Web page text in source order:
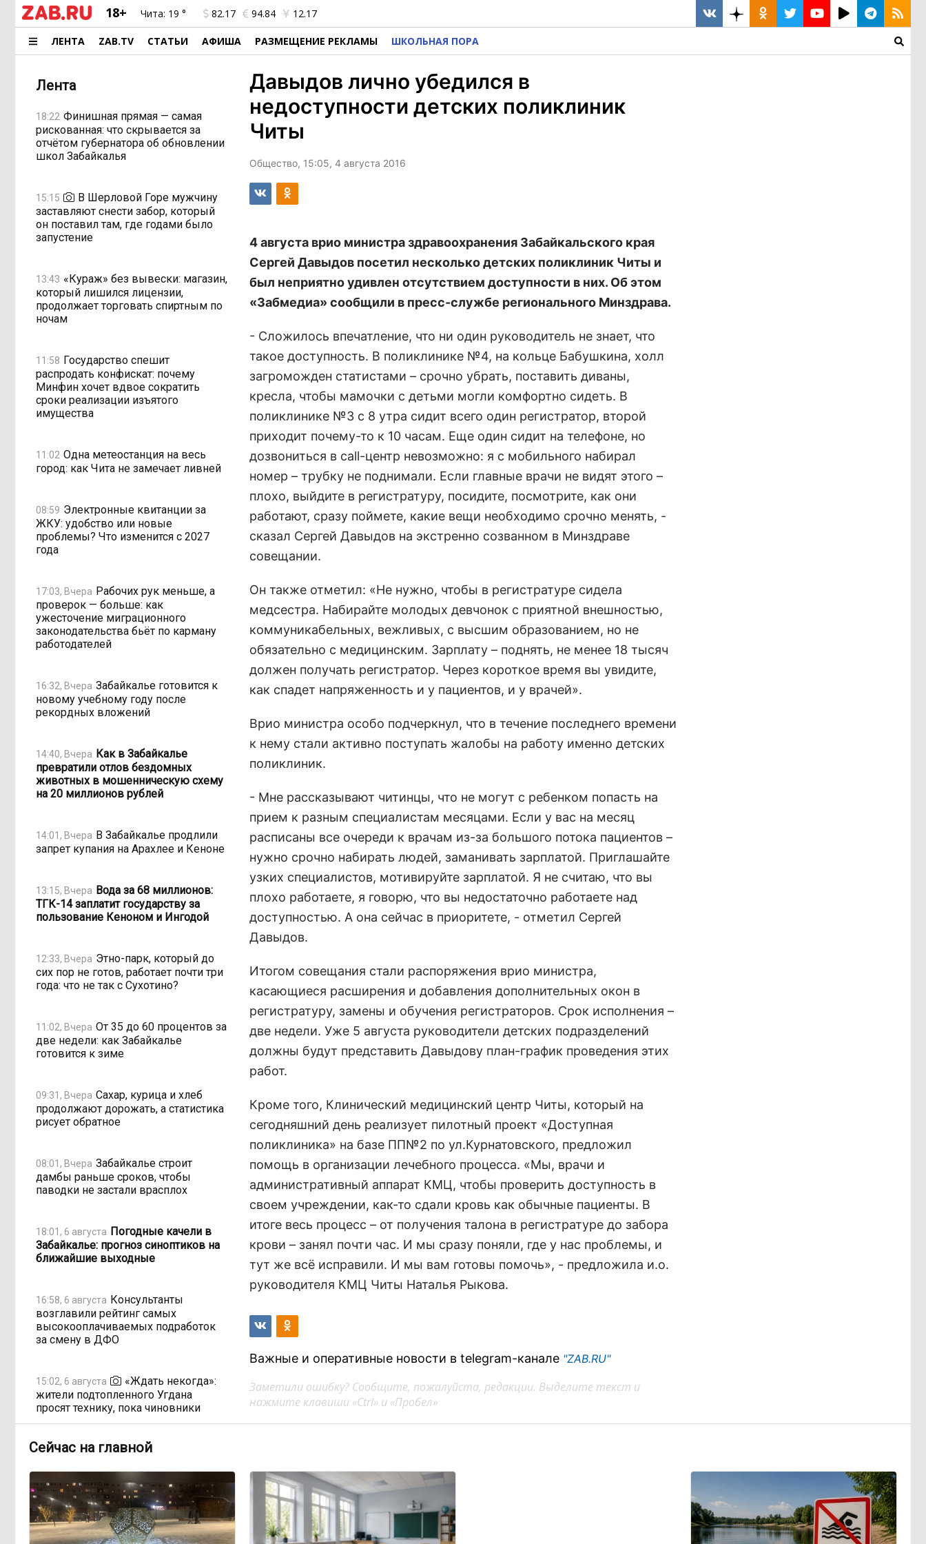
18+ Чита: 19 ° 82.17 94.84 12.17
ЛЕНТА ZAB.TV СТАТЬИ АФИША РАЗМЕЩЕНИЕ РЕКЛАМЫ ШКОЛЬНАЯ ПОРА
Лента
18:22 Финишная прямая — самая
рискованная: что скрывается за
отчётом губернатора об обновлении
школ Забайкалья
15:15
В Шерловой Горе мужчину
заставляют снести забор, который
он поставил там, где годами было
запустение
13:43 «Кураж» без вывески: магазин,
который лишился лицензии,
продолжает торговать спиртным по
ночам
11:58 Государство спешит
распродать конфискат: почему
Минфин хочет вдвое сократить
сроки реализации изъятого
имущества
11:02 Одна метеостанция на весь
город: как Чита не замечает ливней
08:59 Электронные квитанции за
ЖКУ: удобство или новые
проблемы? Что изменится с 2027
года
17:03, Вчера Рабочих рук меньше, а
проверок — больше: как
ужесточение миграционного
законодательства бьёт по карману
работодателей
16:32, Вчера Забайкалье готовится к
новому учебному году после
рекордных вложений
14:40, Вчера Как в Забайкалье
превратили отлов бездомных
животных в мошенническую схему
на 20 миллионов рублей
14:01, Вчера В Забайкалье продлили
запрет купания на Арахлее и Кеноне
13:15, Вчера Вода за 68 миллионов:
ТГК-14 заплатит государству за
пользование Кеноном и Ингодой
12:33, Вчера Этно-парк, который до
сих пор не готов, работает почти три
года: что не так с Сухотино?
11:02, Вчера От 35 до 60 процентов за
две недели: как Забайкалье
готовится к зиме
09:31, Вчера Сахар, курица и хлеб
продолжают дорожать, а статистика
рисует обратное
08:01, Вчера Забайкалье строит
дамбы раньше сроков, чтобы
паводки не застали врасплох
18:01, 6 августа Погодные качели в
Забайкалье: прогноз синоптиков на
ближайшие выходные
16:58, 6 августа Консультанты
возглавили рейтинг самых
высокооплачиваемых подработок
за смену в ДФО
15:02, 6 августа
«Ждать некогда»:
жители подтопленного Угдана
просят технику, пока чиновники
разводят руками
легализует топливо стандарта
«Евро-2»
12:33, 6 августа Власти: Забайкалье
Давыдов лично убедился в
недоступности детских поликлиник
Читы
Общество, 15:05, 4 августа 2016
4 августа врио министра здравоохранения Забайкальского края
Сергей Давыдов посетил несколько детских поликлиник Читы и
был неприятно удивлен отсутствием доступности в них. Об этом
«Забмедиа» сообщили в пресс-службе регионального Минздрава.
- Сложилось впечатление, что ни один руководитель не знает, что
такое доступность. В поликлинике №4, на кольце Бабушкина, холл
загроможден статистами – срочно убрать, поставить диваны,
кресла, чтобы мамочки с детьми могли комфортно сидеть. В
поликлинике №3 с 8 утра сидит всего один регистратор, второй
приходит почему-то к 10 часам. Еще один сидит на телефоне, но
дозвониться в call-центр невозможно: я с мобильного набирал
номер – трубку не поднимали. Если главные врачи не видят этого –
плохо, выйдите в регистратуру, посидите, посмотрите, как они
работают, сразу поймете, какие вещи необходимо срочно менять, -
сказал Сергей Давыдов на экстренно созванном в Минздраве
совещании.
Он также отметил: «Не нужно, чтобы в регистратуре сидела
медсестра. Набирайте молодых девчонок с приятной внешностью,
коммуникабельных, вежливых, с высшим образованием, но не
обязательно с медицинским. Зарплату – поднять, не менее 18 тысяч
должен получать регистратор. Через короткое время вы увидите,
как спадет напряженность и у пациентов, и у врачей».
Врио министра особо подчеркнул, что в течение последнего времени
к нему стали активно поступать жалобы на работу именно детских
поликлиник.
- Мне рассказывают читинцы, что не могут с ребенком попасть на
прием к разным специалистам месяцами. Если у вас на месяц
расписаны все очереди к врачам из-за большого потока пациентов –
нужно срочно набирать людей, заманивать зарплатой. Приглашайте
узких специалистов, мотивируйте зарплатой. Я не считаю, что вы
плохо работаете, я говорю, что вы недостаточно работаете над
доступностью. А она сейчас в приоритете, - отметил Сергей
Давыдов.
Итогом совещания стали распоряжения врио министра,
касающиеся расширения и добавления дополнительных окон в
регистратуру, замены и обучения регистраторов. Срок исполнения –
две недели. Уже 5 августа руководители детских подразделений
должны будут представить Давыдову план-график проведения этих
работ.
Кроме того, Клинический медицинский центр Читы, который на
сегодняшний день реализует пилотный проект «Доступная
поликлиника» на базе ПП№2 по ул.Курнатовского, предложил
помощь в организации лечебного процесса. «Мы, врачи и
административный аппарат КМЦ, чтобы проверить доступность в
своем учреждении, как-то сдали кровь как обычные пациенты. В
итоге весь процесс – от получения талона в регистратуре до забора
крови – занял почти час. И мы сразу поняли, где у нас проблемы, и
тут же всё исправили. И мы вам готовы помочь», - предложила и.о.
руководителя КМЦ Читы Наталья Рыкова.
Важные и оперативные новости в telegram-канале "ZAB.RU"
Заметили ошибку? Сообщите, пожалуйста, редакции. Выделите текст и
нажмите клавиши «Ctrl» и «Пробел»
Сейчас на главной